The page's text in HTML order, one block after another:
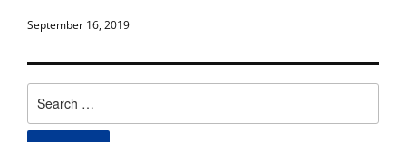
for:
September 16, 2019